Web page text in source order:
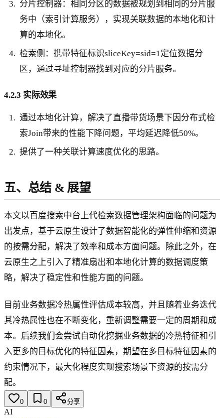
分片控制器：相同分区的数据被规划到相同的分片服
务中（索引计算服务），实现关联数据的本地化和计
算的本地化。
检索侧：携带特征标识sliceKey=sid=1定位数据分
区，通过寻址控制器找到对应的分片服务。
4.2.3 实际效果
通过本地化计算，解决了直播带货场景下因分布式检
索Join带来的性能下降问题，平均延迟降低50%。
提供了一种关联计算速度优化的思路。
五、总结 & 展望
本文以百度搜索中台上代检索数据管理架构面临的问题为
出发点，基于云原生设计了数据智能化的弹性伸缩和资源
的按需分配，解决了效率和成本方面问题。除此之外，在
云原生之上引入了精准扇出和本地化计算的数据调度策
略，解决了稳定性和性能方面的问题。
目前业务数据冷热属性评估成本较高，并且随着业务迭代
其冷热属性也在不断变化，重新调整需要一定的周期和成
本。后续我们会尝试自动化挖掘业务数据的冷热特征和引
入更多的目标优化的特征因素，期望在多目标特征因素的
约束情况下，最大化程度实现搜索场景下资源的按需分
配。
0 0 分享
AI